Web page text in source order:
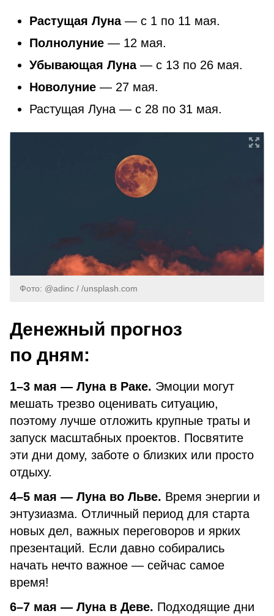
Растущая Луна— с 1 по 11 мая.
Полнолуние — 12 мая.
Убывающая Луна — с 13 по 26 мая.
Новолуние — 27 мая.
Растущая Луна — с 28 по 31 мая.
Фото: @adinc / /unsplash.com
Денежный прогноз
по дням:
1–3 мая — Луна в Раке. Эмоции могут
мешать трезво оценивать ситуацию,
поэтому лучше отложить крупные траты и
запуск масштабных проектов. Посвятите
эти дни дому, заботе о близких или просто
отдыху.
4–5 мая — Луна во Льве. Время энергии и
энтузиазма. Отличный период для старта
новых дел, важных переговоров и ярких
презентаций. Если давно собирались
начать нечто важное — сейчас самое
время!
6–7 мая — Луна в Деве. Подходящие дни